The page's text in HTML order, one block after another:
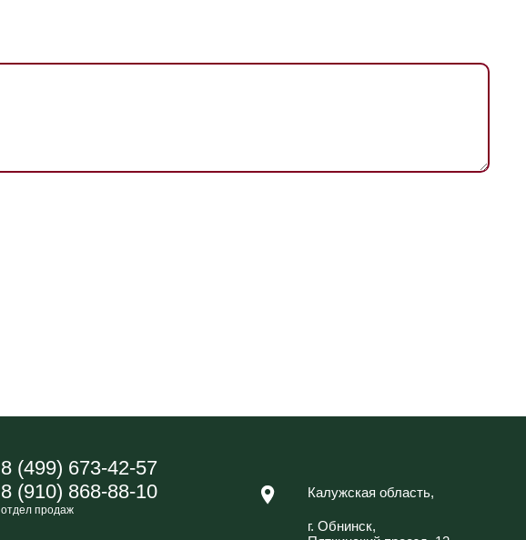
8 (499) 673-42-57
8 (910) 868-88-10
отдел продаж
Калужская область,
г. Обнинск,